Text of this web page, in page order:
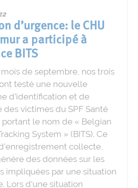
d’urgence: le CHU
a participé à
BITS
de septembre, nos trois
testé une nouvelle
d’identification et de
des victimes du SPF Santé
portant le nom de « Belgian
System » (BITS). Ce
collecte,
des données sur les
impliquées par une situation
Lors d’une situation